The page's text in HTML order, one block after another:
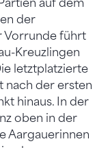
auf dem
der
Vorrunde führt
Kreuzlingen
letztplatzierte
nach der ersten
hinaus. In der
oben in der
Aargauerinnen